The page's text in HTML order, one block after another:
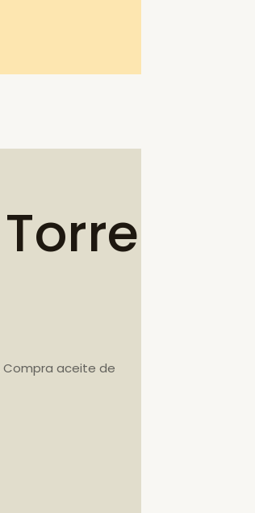
Compra aceite de